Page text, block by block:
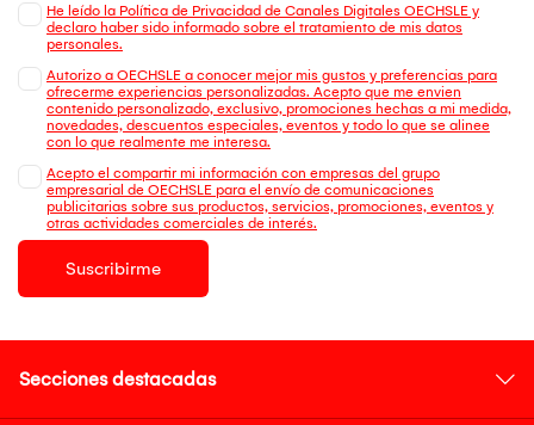
He leído la Política de Privacidad de Canales Digitales OECHSLE y
declaro haber sido informado sobre el tratamiento de mis datos
personales.
Autorizo a OECHSLE a conocer mejor mis gustos y preferencias para
ofrecerme experiencias personalizadas. Acepto que me envien
contenido personalizado, exclusivo, promociones hechas a mi medida,
novedades, descuentos especiales, eventos y todo lo que se alinee
con lo que realmente me interesa.
Acepto el compartir mi información con empresas del grupo
empresarial de OECHSLE para el envío de comunicaciones
publicitarias sobre sus productos, servicios, promociones, eventos y
otras actividades comerciales de interés.
Suscribirme
Secciones destacadas